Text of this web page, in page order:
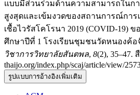
แบบมีส่วนร่วมด้านความสามารถในก
สูงสุดและเข้มงวดของสถานการณ์กา
เชื้อไวรัสโคโรนา 2019 (COVID-19)
ศึกษาปีที่ 1 โรงเรียนชุมชนวัดหนองค้อ
วิชาการวิทยาลัยสันตพล, 8(2), 35–47.
thaijo.org/index.php/scaj/article/view/
รูปแบบการอ้างอิงเพิ่มเติม